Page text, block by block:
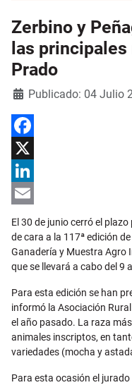
Zerbino y
las
Prado
Detalles
Publicado: 04 Julio
Facebook
X
LinkedIn
Email
El 30 de junio cerró el
de cara a la 117ª edición
Ganadería y Muestra Agro
que se llevará a cabo del 9
Para esta edición se han
informó la Asociación
el año pasado. La raza
animales inscriptos, en
variedades (mocha y
Para esta ocasión el